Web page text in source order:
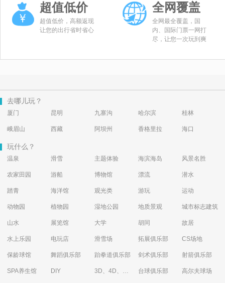
超值低价
超值低价，高额返现
让您的出行省时省心
全网覆盖
全网最全覆盖，国
内、国际门票一网打
尽，让您一次玩到爽
去哪儿玩？
厦门 昆明 九寨沟 哈尔滨 桂林
峨眉山 西藏 阿坝州 香格里拉 海口
玩什么？
温泉 滑雪 主题体验 海滨海岛 风景名胜
农家田园 游船 博物馆 漂流 潜水
踏青 海洋馆 观光类 游玩 运动
动物园 植物园 湿地公园 地质景观 城市标志建筑
山水 展览馆 大学 胡同 故居
水上乐园 电玩店 滑雪场 拓展俱乐部 CS场地
保龄球馆 舞蹈俱乐部 跆拳道俱乐部 剑术俱乐部 射箭俱乐部
SPA养生馆 DIY 3D、4D、5D艺术体验馆 台球俱乐部 高尔夫球场